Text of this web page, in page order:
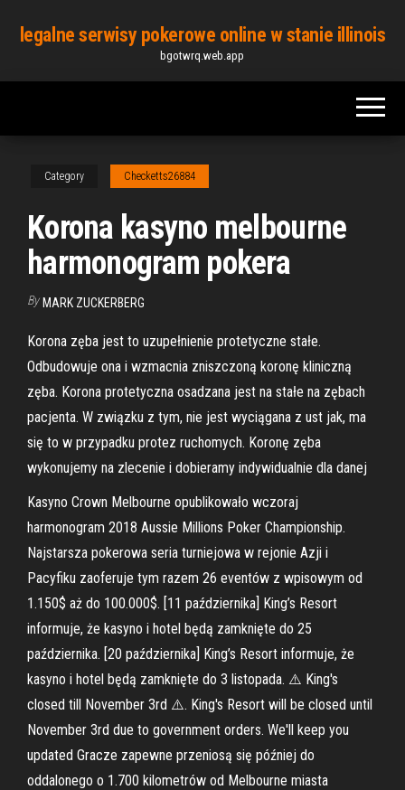
content
legalne serwisy pokerowe online w stanie illinois
bgotwrq.web.app
Category Checketts26884
Korona kasyno melbourne
harmonogram pokera
By MARK ZUCKERBERG
Korona zęba jest to uzupełnienie protetyczne stałe.
Odbudowuje ona i wzmacnia zniszczoną koronę kliniczną
zęba. Korona protetyczna osadzana jest na stałe na zębach
pacjenta. W związku z tym, nie jest wyciągana z ust jak, ma
się to w przypadku protez ruchomych. Koronę zęba
wykonujemy na zlecenie i dobieramy indywidualnie dla danej
Kasyno Crown Melbourne opublikowało wczoraj
harmonogram 2018 Aussie Millions Poker Championship.
Najstarsza pokerowa seria turniejowa w rejonie Azji i
Pacyfiku zaoferuje tym razem 26 eventów z wpisowym od
1.150$ aż do 100.000$. [11 października] King’s Resort
informuje, że kasyno i hotel będą zamknięte do 25
października. [20 października] King’s Resort informuje, że
kasyno i hotel będą zamknięte do 3 listopada. ⚠️ King's
closed till November 3rd ⚠️. King's Resort will be closed until
November 3rd due to government orders. We'll keep you
updated Gracze zapewne przeniosą się później do
oddalonego o 1.700 kilometrów od Melbourne miasta